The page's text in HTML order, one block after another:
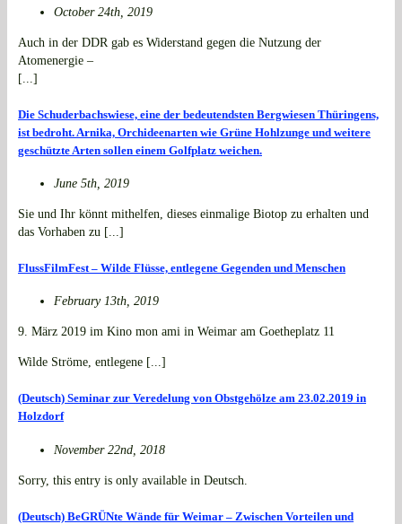
October 24th, 2019
Auch in der DDR gab es Widerstand gegen die Nutzung der
Atomenergie –
[...]
Die Schuderbachswiese, eine der bedeutendsten Bergwiesen Thüringens,
ist bedroht. Arnika, Orchideenarten wie Grüne Hohlzunge und weitere
geschützte Arten sollen einem Golfplatz weichen.
June 5th, 2019
Sie und Ihr könnt mithelfen, dieses einmalige Biotop zu erhalten und
das Vorhaben zu [...]
FlussFilmFest – Wilde Flüsse, entlegene Gegenden und Menschen
February 13th, 2019
9. März 2019 im Kino mon ami in Weimar am Goetheplatz 11
Wilde Ströme, entlegene [...]
(Deutsch) Seminar zur Veredelung von Obstgehölze am 23.02.2019 in
Holzdorf
November 22nd, 2018
Sorry, this entry is only available in Deutsch.
(Deutsch) BeGRÜNte Wände für Weimar – Zwischen Vorteilen und